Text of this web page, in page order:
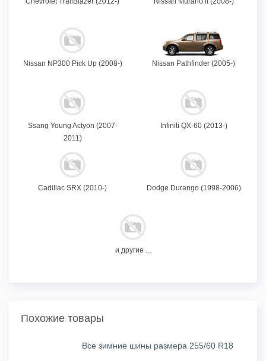
Nissan NP300 Pick Up (2008-) Nissan Pathfinder (2005-)
Ssang Young Actyon (2007-
2011)
Infiniti QX-60 (2013-)
Cadillac SRX (2010-) Dodge Durango (1998-2006)
и другие ...
Похожие товары
Все зимние шины размера 255/60 R18